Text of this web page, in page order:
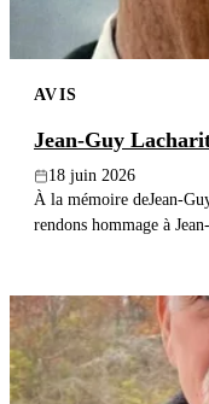
AVIS
Jean-Guy
18 juin 2026
À la mémoire deJean-
rendons hommage à